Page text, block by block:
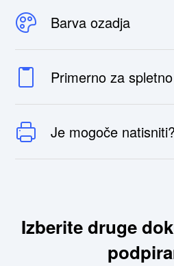
Barva ozadja
Primerno za
Je mogoče natisniti?
Izberite druge